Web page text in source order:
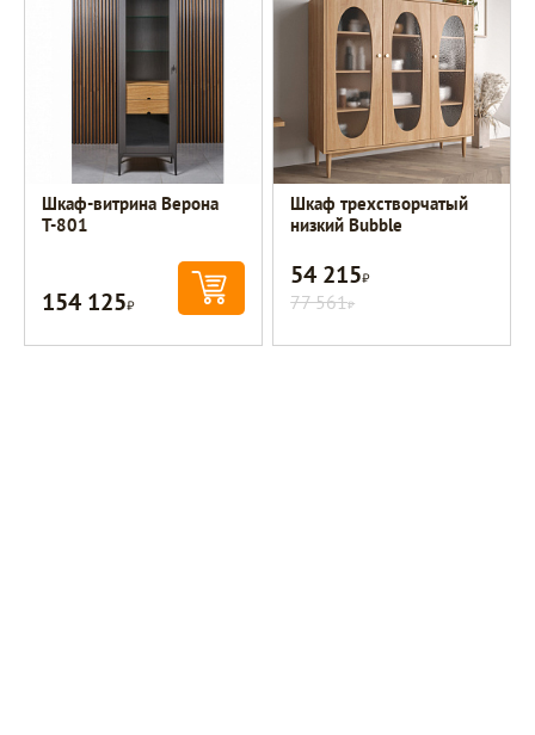
Шкаф-витрина Верона
Т-801
154 125Р
Шкаф трехстворчатый
низкий Bubble
54 215Р
77 561Р